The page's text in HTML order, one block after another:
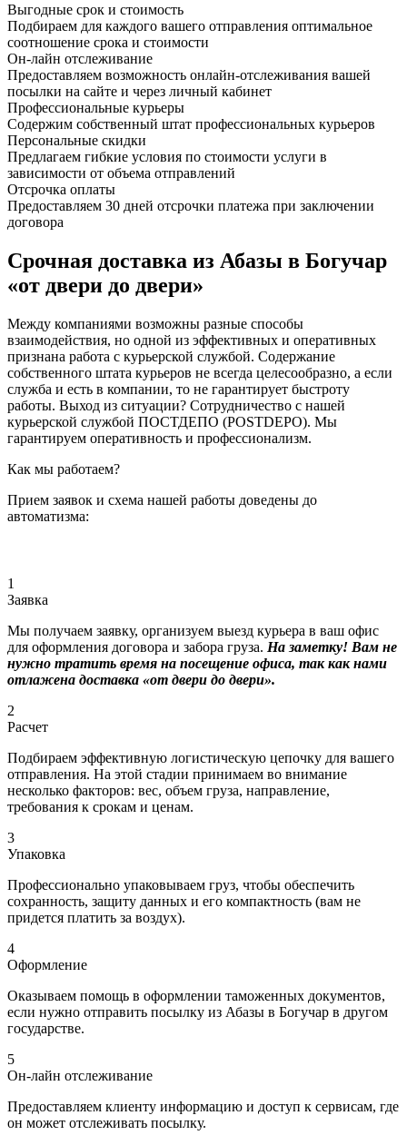
Выгодные срок и стоимость
Подбираем для каждого вашего отправления оптимальное
соотношение срока и стоимости
Он-лайн отслеживание
Предоставляем возможность онлайн-отслеживания вашей
посылки на сайте и через личный кабинет
Профессиональные курьеры
Содержим собственный штат профессиональных курьеров
Персональные скидки
Предлагаем гибкие условия по стоимости услуги в
зависимости от объема отправлений
Отсрочка оплаты
Предоставляем 30 дней отсрочки платежа при заключении
договора
Срочная доставка из Абазы в Богучар
«от двери до двери»
Между компаниями возможны разные способы
взаимодействия, но одной из эффективных и оперативных
признана работа с курьерской службой. Содержание
собственного штата курьеров не всегда целесообразно, а если
служба и есть в компании, то не гарантирует быстроту
работы. Выход из ситуации? Сотрудничество с нашей
курьерской службой ПОСТДЕПО (POSTDEPO). Мы
гарантируем оперативность и профессионализм.
Как мы работаем?
Прием заявок и схема нашей работы доведены до
автоматизма:
1
Заявка
Мы получаем заявку, организуем выезд курьера в ваш офис
для оформления договора и забора груза. На заметку! Вам не
нужно тратить время на посещение офиса, так как нами
отлажена доставка «от двери до двери».
2
Расчет
Подбираем эффективную логистическую цепочку для вашего
отправления. На этой стадии принимаем во внимание
несколько факторов: вес, объем груза, направление,
требования к срокам и ценам.
3
Упаковка
Профессионально упаковываем груз, чтобы обеспечить
сохранность, защиту данных и его компактность (вам не
придется платить за воздух).
4
Оформление
Оказываем помощь в оформлении таможенных документов,
если нужно отправить посылку из Абазы в Богучар в другом
государстве.
5
Он-лайн отслеживание
Предоставляем клиенту информацию и доступ к сервисам, где
он может отслеживать посылку.